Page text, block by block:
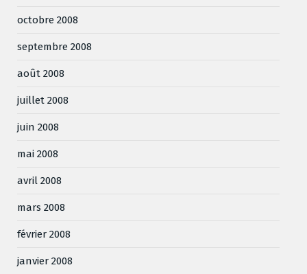
octobre 2008
septembre 2008
août 2008
juillet 2008
juin 2008
mai 2008
avril 2008
mars 2008
février 2008
janvier 2008